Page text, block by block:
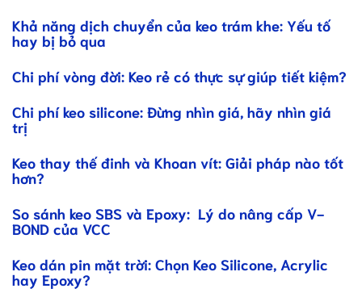
Khả năng dịch chuyển của keo trám khe: Yếu tố
hay bị bỏ qua
Chi phí vòng đời: Keo rẻ có thực sự giúp tiết kiệm?
Chi phí keo silicone: Đừng nhìn giá, hãy nhìn giá
trị
Keo thay thế đinh và Khoan vít: Giải pháp nào tốt
hơn?
So sánh keo SBS và Epoxy: Lý do nâng cấp V-
BOND của VCC
Keo dán pin mặt trời: Chọn Keo Silicone, Acrylic
hay Epoxy?